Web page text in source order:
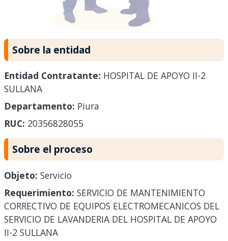
Sobre la entidad
Entidad Contratante: HOSPITAL DE APOYO II-2
SULLANA
Departamento: Piura
RUC: 20356828055
Sobre el proceso
Objeto: Servicio
Requerimiento: SERVICIO DE MANTENIMIENTO
CORRECTIVO DE EQUIPOS ELECTROMECANICOS DEL
SERVICIO DE LAVANDERIA DEL HOSPITAL DE APOYO
II-2 SULLANA